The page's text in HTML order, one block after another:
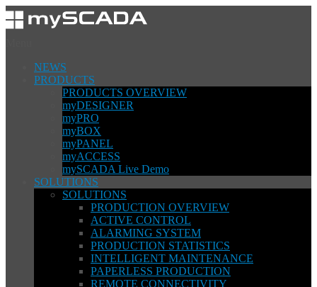
NEWS
PRODUCTS
PRODUCTS OVERVIEW
myDESIGNER
myPRO
myBOX
myPANEL
myACCESS
mySCADA Live Demo
SOLUTIONS
SOLUTIONS
PRODUCTION OVERVIEW
ACTIVE CONTROL
ALARMING SYSTEM
PRODUCTION STATISTICS
INTELLIGENT MAINTENANCE
PAPERLESS PRODUCTION
REMOTE CONNECTIVITY